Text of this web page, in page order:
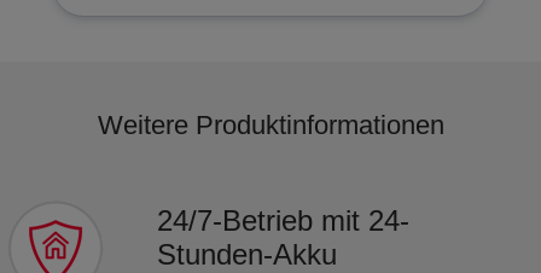
Weitere Produktinformationen
24/7-Betrieb mit 24-
Stunden-Akku​